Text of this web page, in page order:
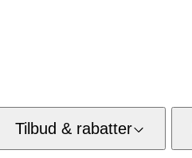
Tilbud & rabatter